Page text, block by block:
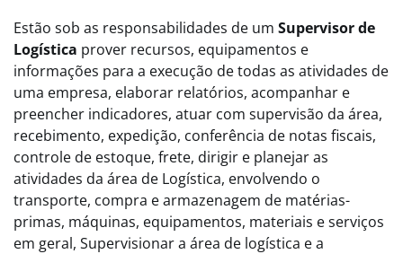
Estão sob as responsabilidades de um Supervisor de
Logística prover recursos, equipamentos e
informações para a execução de todas as atividades de
uma empresa, elaborar relatórios, acompanhar e
preencher indicadores, atuar com supervisão da área,
recebimento, expedição, conferência de notas fiscais,
controle de estoque, frete, dirigir e planejar as
atividades da área de Logística, envolvendo o
transporte, compra e armazenagem de matérias-
primas, máquinas, equipamentos, materiais e serviços
em geral, Supervisionar a área de logística e a